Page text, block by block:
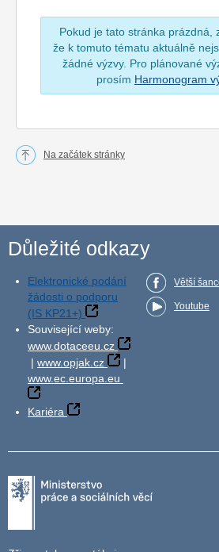
Pokud je tato stránka prázdná,
že k tomuto tématu aktuálně
žádné výzvy. Pro plánované
prosím Harmonogram
Na začátek stránky
Důležité odkazy
Elektronické podání
žádosti o podporu
(IS KP21+)
Související weby:
www.dotaceeu.cz
| www.opjak.cz
|
www.ec.europa.eu
Kariéra
Větší
Youtube